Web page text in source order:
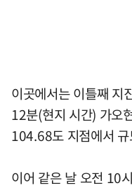
이곳에서는 이틀째 지
12분(현지 시간) 가오
104.68도 지점에서
이어 같은 날 오전 10